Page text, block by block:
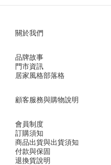
關於我們
品牌故事
門市資訊
居家風格部落格
顧客服務與購物說明
會員制度
訂購須知
商品出貨與出貨須知
付款與保固
退換貨說明